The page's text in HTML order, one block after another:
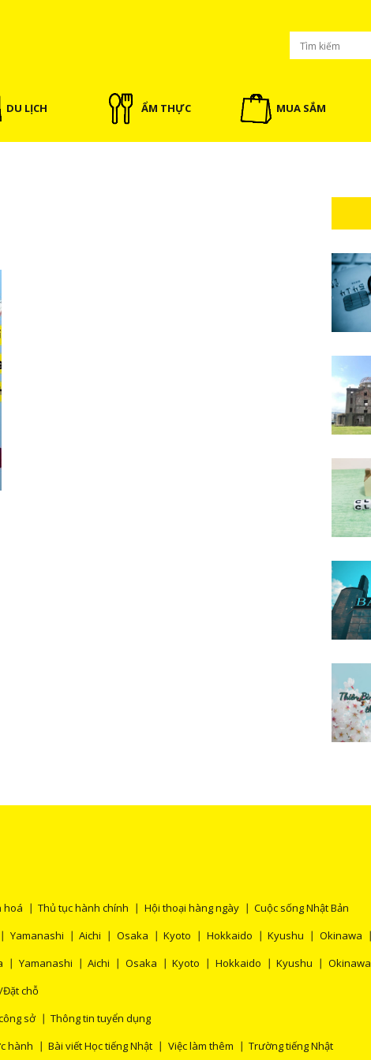
DU LỊCH ẨM THỰC MUA SẮM
hoá Thủ tục hành chính Hội thoại hàng ngày
Cuộc sống Nhật Bản
Yamanashi Aichi Osaka Kyoto Hokkaido Kyushu Okinawa
Yamanashi Aichi Osaka Kyoto Hokkaido Kyushu Okinawa
Đặt chỗ
sở
Thông tin tuyển dụng
hành Bài viết Học tiếng Nhật Việc làm thêm Trường tiếng Nhật